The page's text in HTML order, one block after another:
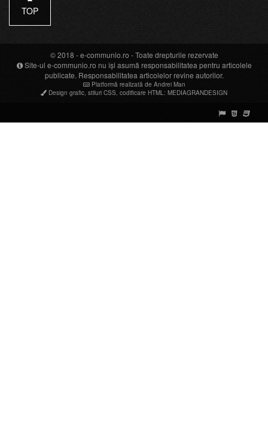
TOP
© 2018 -e-communio.ro - Toate drepturile rezervate
Site-ul e-communio.ro nu își asumă responsabilitatea pentru articolele
publicate. Responsabilitatea articolelor revine autorilor.
Platformă realizată de Andrei Man
Design grafic stiluri CSS codificare HTML : MEDIAGRANDESIGN